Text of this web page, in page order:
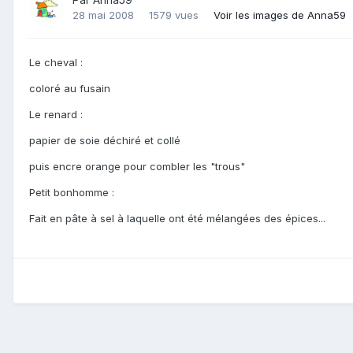
28 mai 2008 1579 vues Voir les images de Anna59
Le cheval :
coloré au fusain
Le renard :
papier de soie déchiré et collé
puis encre orange pour combler les "trous"
Petit bonhomme :
Fait en pâte à sel à laquelle ont été mélangées des épices...